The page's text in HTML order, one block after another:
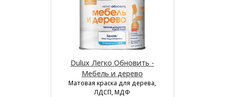
Dulux Легко Обновить -
Мебель и дерево
Матовая краска для дерева,
ЛДСП, МДФ